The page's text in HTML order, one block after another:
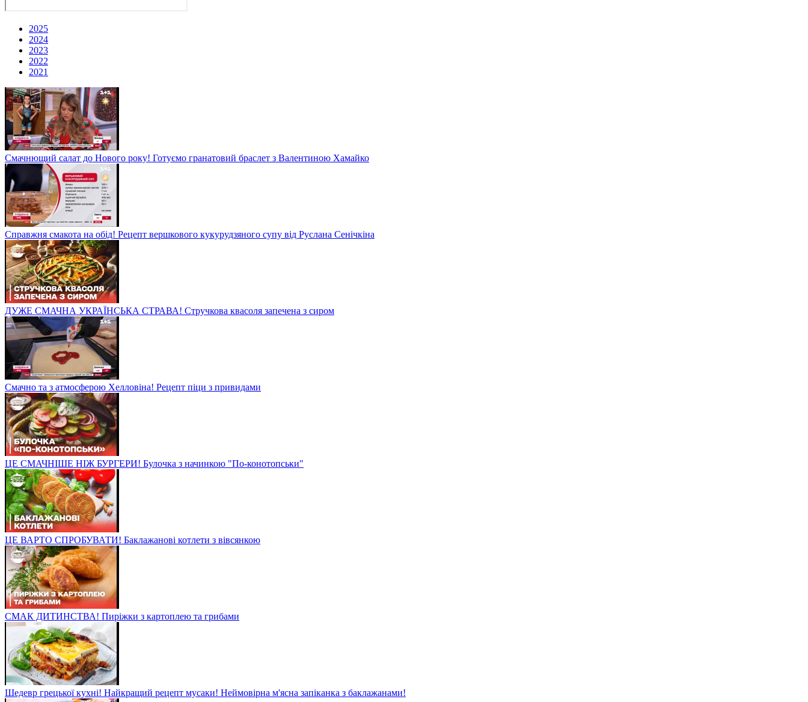
2025
2024
2023
2022
2021
Смачнющий салат до Нового року! Готуємо гранатовий браслет з Валентиною Хамайко
Справжня смакота на обід! Рецепт вершкового кукурудзяного супу від Руслана Сенічкіна
ДУЖЕ СМАЧНА УКРАЇНСЬКА СТРАВА! Стручкова квасоля запечена з сиром
Смачно та з атмосферою Хелловіна! Рецепт піци з привидами
ЦЕ СМАЧНІШЕ НІЖ БУРГЕРИ! Булочка з начинкою "По-конотопськи"
ЦЕ ВАРТО СПРОБУВАТИ! Баклажанові котлети з вівсянкою
СМАК ДИТИНСТВА! Пиріжки з картоплею та грибами
Шедевр грецької кухні! Найкращий рецепт мусаки! Неймовірна м'ясна запіканка з баклажанами!